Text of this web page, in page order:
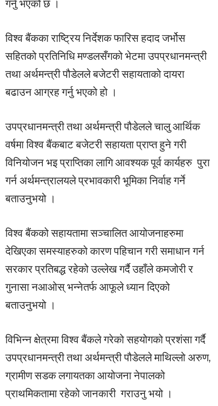
गर्नु भएको छ ।
विश्व बैंकका राष्ट्रिय निर्देशक फारिस हदाद जर्भोस
सहितको प्रतिनिधि मण्डलसँगको भेटमा उपप्रधानमन्त्री
तथा अर्थमन्त्री पौडेलले बजेटरी सहायताको दायरा
बढाउन आग्रह गर्नु भएको हो ।
उपप्रधानमन्त्री तथा अर्थमन्त्री पौडेलले चालु आर्थिक
वर्षमा विश्व बैंकबाट बजेटरी सहायता प्राप्त हुने गरी
विनियोजन भइ प्राप्तिका लागि आवश्यक पूर्व कार्यहरु पुरा
गर्न अर्थमन्त्रालयले प्रभावकारी भूमिका निर्वाह गर्ने
बताउनुभयो ।
विश्व बैंकको सहायतामा सञ्चालित आयोजनाहरुमा
देखिएका समस्याहरुको कारण पहिचान गरी समाधान गर्न
सरकार प्रतिबद्ध रहेको उल्लेख गर्दै उहाँले कमजोरी र
गुनासा नआओस् भन्नेतर्फ आफूले ध्यान दिएको
बताउनुभयो ।
विभिन्न क्षेत्रमा विश्व बैंकले गरेको सहयोगको प्रशंसा गर्दै
उपप्रधानमन्त्री तथा अर्थमन्त्री पौडेलले माथिल्लो अरुण,
ग्रामीण सडक लगायतका आयोजना नेपालको
प्राथमिकतामा रहेको जानकारी गराउनु भयो ।